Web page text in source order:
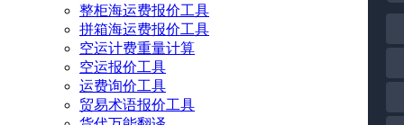
整柜海运费报价工具
拼箱海运费报价工具
空运计费重量计算
空运报价工具
运费询价工具
贸易术语报价工具